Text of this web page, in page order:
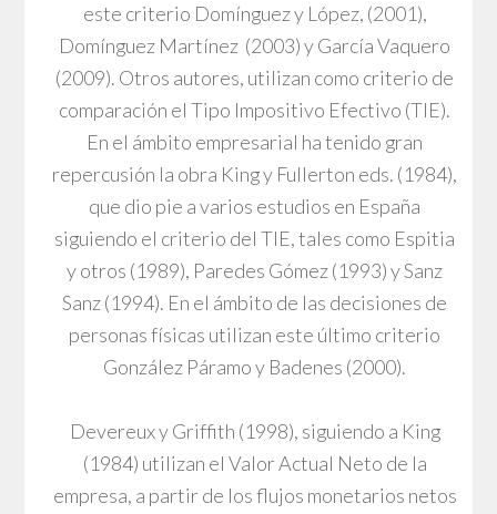
este criterio Domínguez y López, (2001),
Domínguez Martínez (2003) y García Vaquero
(2009). Otros autores, utilizan como criterio de
comparación el Tipo Impositivo Efectivo (TIE).
En el ámbito empresarial ha tenido gran
repercusión la obra King y Fullerton eds. (1984),
que dio pie a varios estudios en España
siguiendo el criterio del TIE, tales como Espitia
y otros (1989), Paredes Gómez (1993) y Sanz
Sanz (1994). En el ámbito de las decisiones de
personas físicas utilizan este último criterio
González Páramo y Badenes (2000).
Devereux y Griffith (1998), siguiendo a King
(1984) utilizan el Valor Actual Neto de la
empresa, a partir de los flujos monetarios netos